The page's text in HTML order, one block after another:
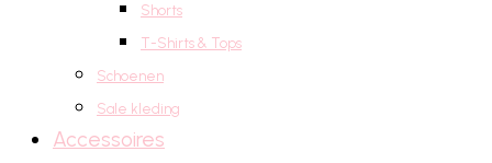
Shorts
T-Shirts & Tops
Schoenen
Sale kleding
Accessoires